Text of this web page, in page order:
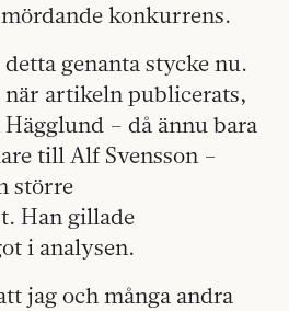
konkurrens.
genanta stycke nu.
när artikeln publicerats,
– då ännu bara
till Alf Svensson –
större
Han gillade
i analysen.
jag och många andra